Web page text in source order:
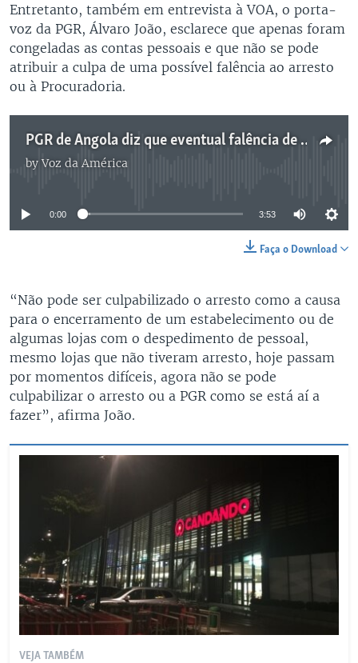
Entretanto, também em entrevista à VOA, o porta-
voz da PGR, Álvaro João, esclarece que apenas foram
congeladas as contas pessoais e que não se pode
atribuir a culpa de uma possível falência ao arresto
ou à Procuradoria.
PGR de Angola diz que eventual falência de empresas arrestadas não é sua responsabilidade 3:00
byVoz da América
No media source currently available
0:00 3:53
Faça o Download
“Não pode ser culpabilizado o arresto como a causa
para o encerramento de um estabelecimento ou de
algumas lojas com o despedimento de pessoal,
mesmo lojas que não tiveram arresto, hoje passam
por momentos difíceis, agora não se pode
culpabilizar o arresto ou a PGR como se está aí a
fazer”, afirma João.
VEJA TAMBÉM